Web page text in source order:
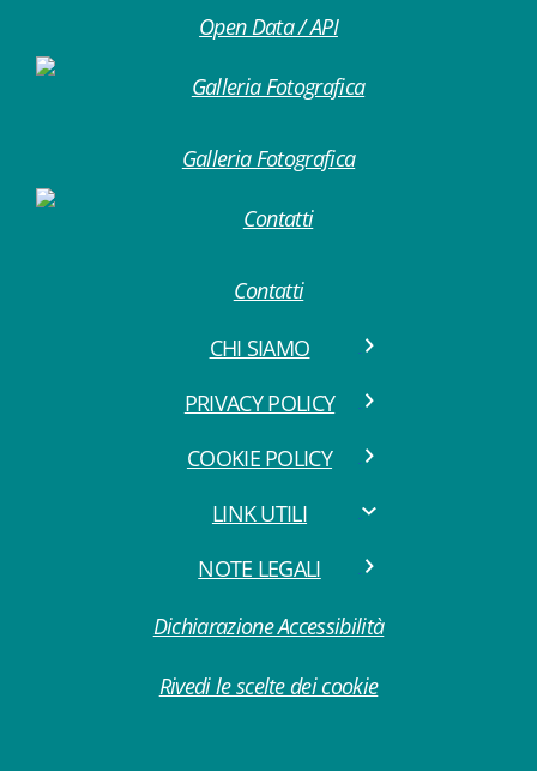
Open Data / API
Galleria Fotografica
Contatti
CHI SIAMO
PRIVACY POLICY
COOKIE POLICY
LINK UTILI
NOTE LEGALI
Dichiarazione Accessibilità
Rivedi le scelte dei cookie